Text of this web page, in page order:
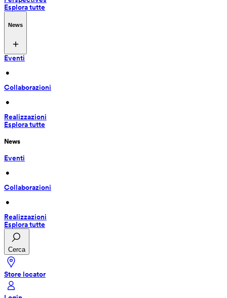
Esplora tutte
News
Eventi
•
Collaborazioni
•
Realizzazioni
Esplora tutte
News
Eventi
•
Collaborazioni
•
Realizzazioni
Esplora tutte
Cerca
Store locator